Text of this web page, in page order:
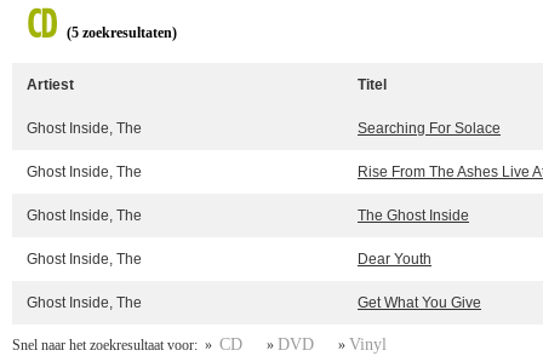
CD (5 zoekresultaten)
Artiest Titel
Ghost Inside, The Searching For Solace
Ghost Inside, The Rise From The Ashes Live
Ghost Inside, The The Ghost Inside
Ghost Inside, The Dear Youth
Ghost Inside, The Get What You Give
Snel naar het zoekresultaat voor: » CD » DVD » Vinyl